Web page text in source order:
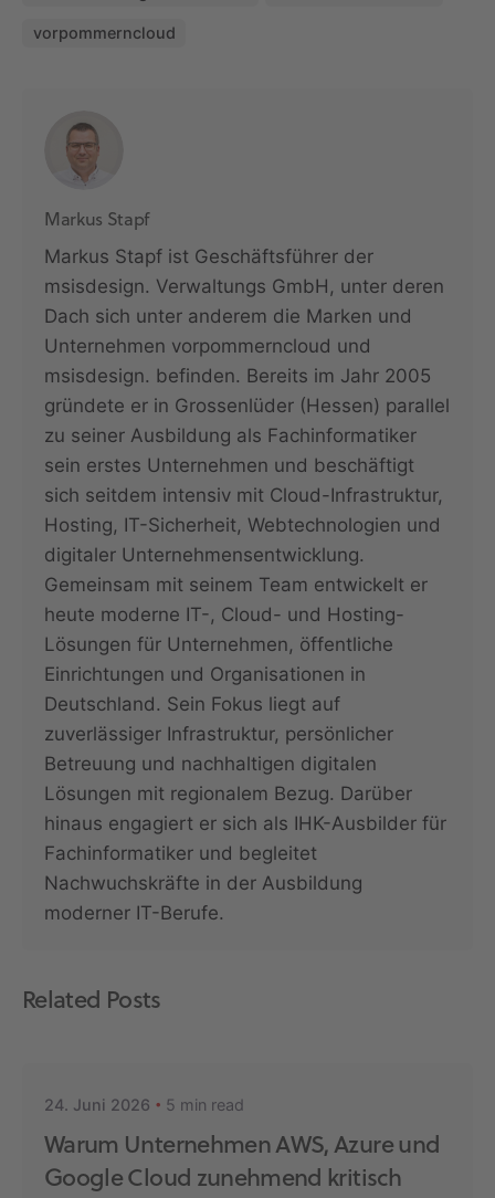
vorpommerncloud
Markus Stapf
Markus Stapf ist Geschäftsführer der
msisdesign. Verwaltungs GmbH, unter deren
Dach sich unter anderem die Marken und
Unternehmen vorpommerncloud und
msisdesign. befinden. Bereits im Jahr 2005
gründete er in Grossenlüder (Hessen) parallel
zu seiner Ausbildung als Fachinformatiker
sein erstes Unternehmen und beschäftigt
sich seitdem intensiv mit Cloud-Infrastruktur,
Hosting, IT-Sicherheit, Webtechnologien und
digitaler Unternehmensentwicklung.
Gemeinsam mit seinem Team entwickelt er
heute moderne IT-, Cloud- und Hosting-
Lösungen für Unternehmen, öffentliche
Einrichtungen und Organisationen in
Deutschland. Sein Fokus liegt auf
zuverlässiger Infrastruktur, persönlicher
Betreuung und nachhaltigen digitalen
Lösungen mit regionalem Bezug. Darüber
hinaus engagiert er sich als IHK-Ausbilder für
Fachinformatiker und begleitet
Nachwuchskräfte in der Ausbildung
moderner IT-Berufe.
Related Posts
Posted by
24. Juni 2026 5 min read
Warum Unternehmen AWS, Azure und
Google Cloud zunehmend kritisch